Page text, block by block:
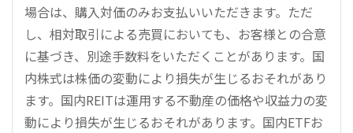
場合は、購入対価のみお支払いいただきます。ただ
し、相対取引による売買においても、お客様との合意
に基づき、別途手数料をいただくことがあります。国
内株式は株価の変動により損失が生じるおそれがあり
ます。国内REITは運用する不動産の価格や収益力の変
動により損失が生じるおそれがあります。国内ETFお